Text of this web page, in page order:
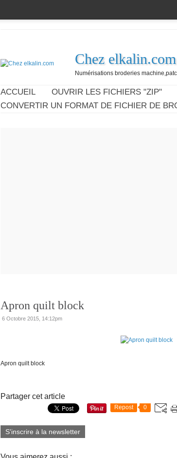
Chez elkalin.com
Numérisations broderies
ACCUEIL OUVRIR LES FICHIERS "ZIP"
CONVERTIR UN FORMAT DE FICHIER DE
Apron quilt block
6 Octobre 2015, 14:12pm
Apron quilt block
Partager cet article
Repost 0
S'inscrire à la newsletter